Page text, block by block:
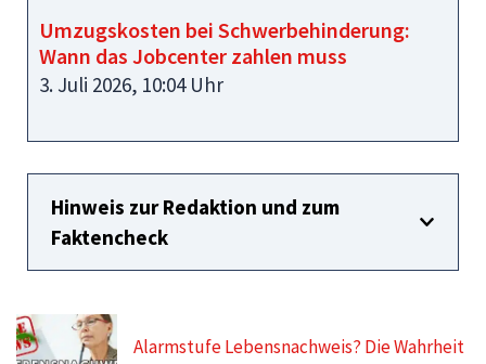
Umzugskosten bei Schwerbehinderung:
Wann das Jobcenter zahlen muss
3. Juli 2026, 10:04 Uhr
Hinweis zur Redaktion und zum
Faktencheck
Alarmstufe Lebensnachweis? Die Wahrheit